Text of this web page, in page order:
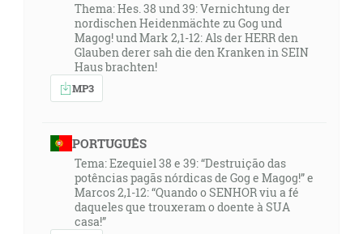
Thema: Hes. 38 und 39: Vernichtung der
nordischen Heidenmächte zu Gog und
Magog! und Mark 2,1-12: Als der HERR den
Glauben derer sah die den Kranken in SEIN
Haus brachten!
MP3
PORTUGUÊS
Tema: Ezequiel 38 e 39: “Destruição das
potências pagãs nórdicas de Gog e Magog!” e
Marcos 2,1-12: “Quando o SENHOR viu a fé
daqueles que trouxeram o doente à SUA
casa!”